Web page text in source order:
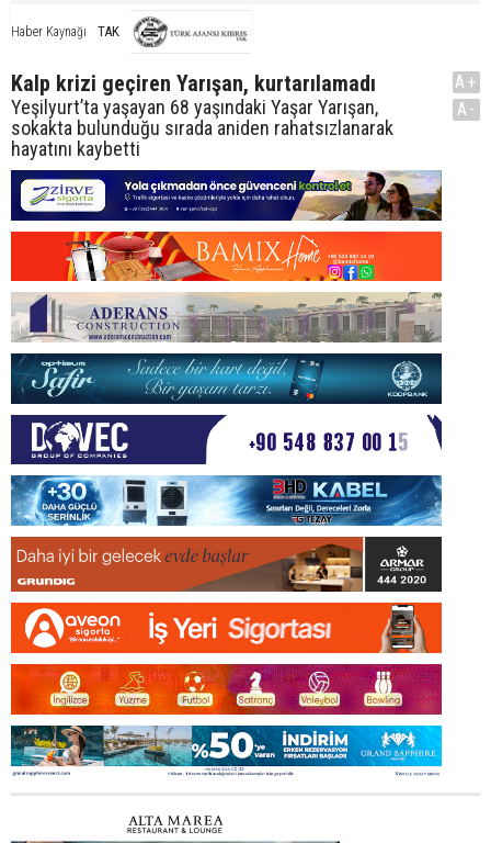
Haber Kaynağı TAK
Kalp krizi geçiren Yarışan, kurtarılamadı
Yeşilyurt’ta yaşayan 68 yaşındaki Yaşar Yarışan,
sokakta bulunduğu sırada aniden rahatsızlanarak
hayatını kaybetti
A+
A-